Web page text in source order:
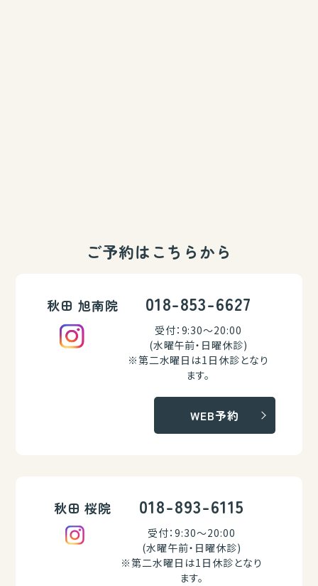
ご予約はこちらから
秋田 旭南院 018-853-6627
受付：9:30～20:00
(水曜午前・日曜休診)
※第二水曜日は1日休診となり
ます。
WEB予約
秋田 桜院 018-893-6115
受付：9:30～20:00
(水曜午前・日曜休診)
※第二水曜日は1日休診となり
ます。